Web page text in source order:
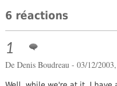
6 réactions
1
De Denis Boudreau - 03/12/